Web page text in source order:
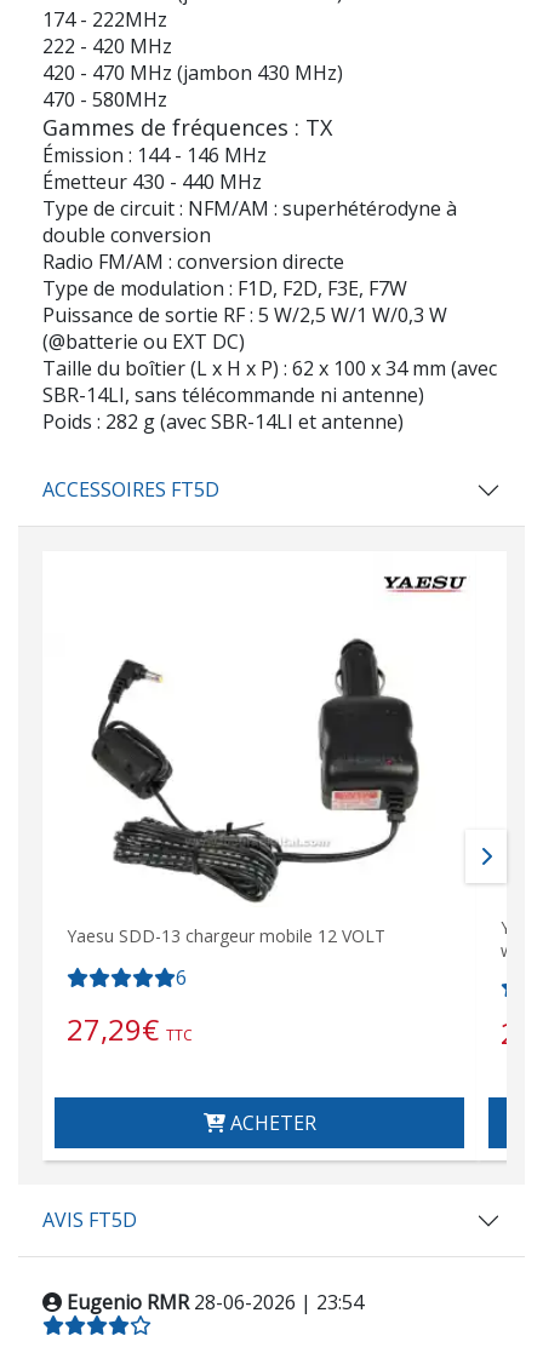
174 - 222MHz
222 - 420 MHz
420 - 470 MHz (jambon 430 MHz)
470 - 580MHz
Gammes de fréquences : TX
Émission : 144 - 146 MHz
Émetteur 430 - 440 MHz
Type de circuit : NFM/AM : superhétérodyne à
double conversion
Radio FM/AM : conversion directe
Type de modulation : F1D, F2D, F3E, F7W
Puissance de sortie RF : 5 W/2,5 W/1 W/0,3 W
(@batterie ou EXT DC)
Taille du boîtier (L x H x P) : 62 x 100 x 34 mm (avec
SBR-14LI, sans télécommande ni antenne)
Poids : 282 g (avec SBR-14LI et antenne)
ACCESSOIRES FT5D
Yaesu SDD-13 chargeur mobile 12 VOLT
6
27,29€ TTC
ACHETER
AVIS FT5D
Eugenio RMR 28-06-2026 | 23:54